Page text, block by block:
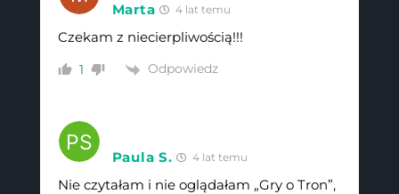
Marta 4 lat temu
Czekam z niecierpliwością!!!
1 Odpowiedz
Paula S. 4 lat temu
Nie czytałam i nie oglądałam „Gry o Tron”,